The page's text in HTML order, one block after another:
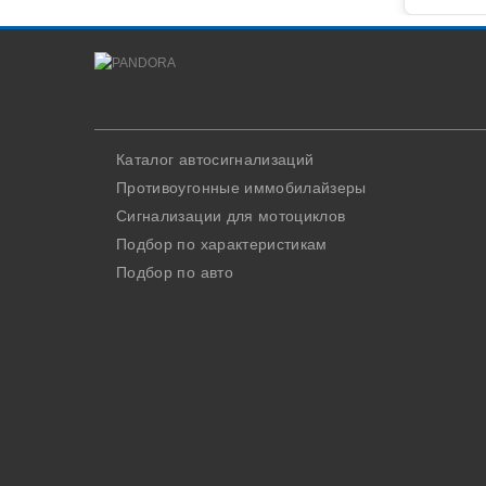
Каталог автосигнализаций
Противоугонные иммобилайзеры
Сигнализации для мотоциклов
Подбор по характеристикам
Подбор по авто